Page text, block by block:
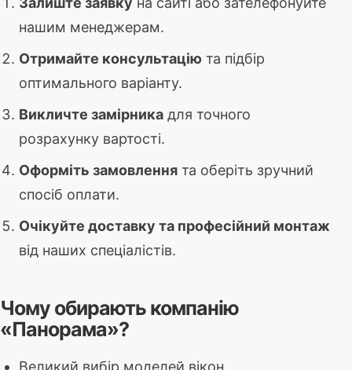
нашим менеджерам.
Отримайте консультацію та підбір
оптимального варіанту.
Викличте замірника для точного
розрахунку вартості.
Оформіть замовлення та оберіть зручний
спосіб оплати.
Очікуйте доставку та професійний монтаж
від наших спеціалістів.
Чому обирають компанію
«Панорама»?